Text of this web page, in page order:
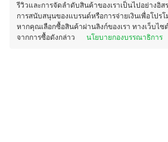
รีวิวและการจัดลำดับสินค้าของเราเป็นไปอย่างอิ
การสนับสนุนของแบรนด์หรือการจ่ายเงินเพื่อโปร
หากคุณเลือกซื้อสินค้าผ่านลิงก์ของเรา ทางเว็บไ
จากการซื้อดังกล่าว
นโยบายกองบรรณาธิการ